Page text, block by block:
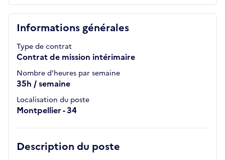
Informations générales
Type de contrat
Contrat de mission intérimaire
Nombre d'heures par semaine
35h / semaine
Localisation du poste
Montpellier - 34
Description du poste